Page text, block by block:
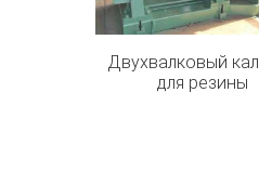
Двухвалковый
для резины